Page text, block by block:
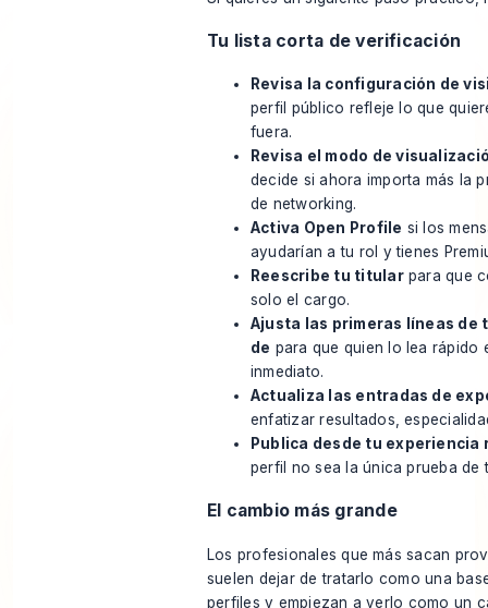
Tu lista corta de verificación
Revisa la configuración de
perfil público refleje lo que
fuera.
Revisa el modo de
decide si ahora importa más la
de networking.
Activa Open Profile si los
ayudarían a tu rol y tienes
Reescribe tu titularpara que
solo el cargo.
Ajusta las primeras líneas de
de para que quien lo lea rápido
inmediato.
Actualiza las entradas de
enfatizar resultados,
Publica desde tu experiencia
perfil no sea la única prueba de
El cambio más grande
Los profesionales que más sacan
suelen dejar de tratarlo como una
perfiles y empiezan a verlo como un